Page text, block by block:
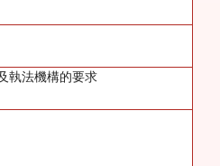
執法機構的要求